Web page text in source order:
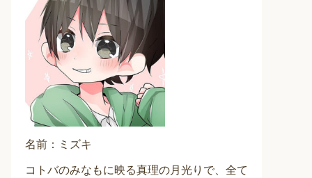
名前：ミズキ
コトバのみなもに映る真理の月光りで、全て